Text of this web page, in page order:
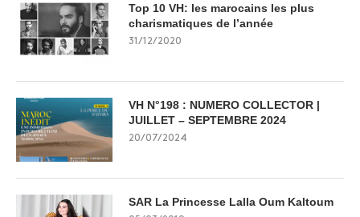
Top 10 VH: les marocains les plus
charismatiques de l’année
31/12/2020
VH N°198 : NUMERO COLLECTOR |
JUILLET – SEPTEMBRE 2024
20/07/2024
SAR La Princesse Lalla Oum Kaltoum